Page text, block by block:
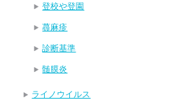
登校や登園
蕁麻疹
診断基準
髄膜炎
ライノウイルス